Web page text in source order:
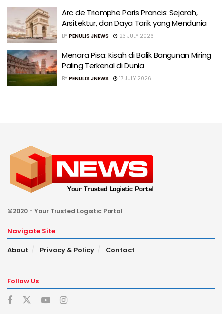
Arc de Triomphe Paris Prancis: Sejarah,
Arsitektur, dan Daya Tarik yang Mendunia
BY PENULIS JNEWS 23 JULY 2026
Menara Pisa: Kisah di Balik Bangunan Miring
Paling Terkenal di Dunia
BY PENULIS JNEWS 17 JULY 2026
©2020 - Your Trusted Logistic Portal
Navigate Site
About
Privacy & Policy Contact
Follow Us